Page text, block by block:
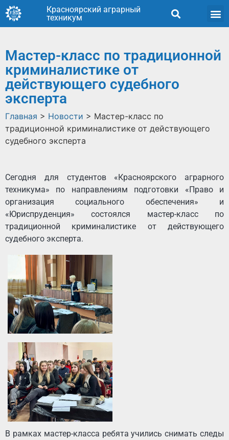
Красноярский аграрный
техникум
Мастер-класс по традиционной
криминалистике от
действующего судебного
эксперта
Главная > Новости > Мастер-класс по
традиционной криминалистике от действующего
судебного эксперта
Сегодня для студентов «Красноярского аграрного
техникума» по направлениям подготовки «Право и
организация социального обеспечения» и
«Юриспруденция» состоялся мастер-класс по
традиционной криминалистике от действующего
судебного эксперта.
В рамках мастер-класса ребята учились снимать следы